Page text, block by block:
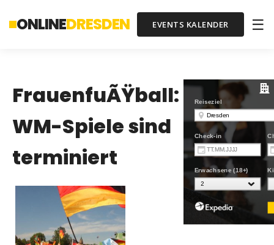
ONLINEDRESDEN EVENTS KALENDER ☰
FrauenfuÃŸball:
WM-Spiele sind
terminiert